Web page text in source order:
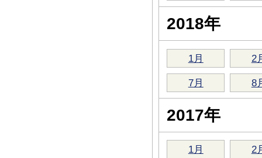
2018年
1月 2
7月 8
2017年
1月 2